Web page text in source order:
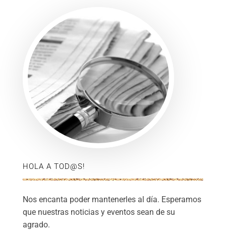
HOLA A TOD@S!
Nos encanta poder mantenerles al día. Esperamos
que nuestras noticias y eventos sean de su
agrado.